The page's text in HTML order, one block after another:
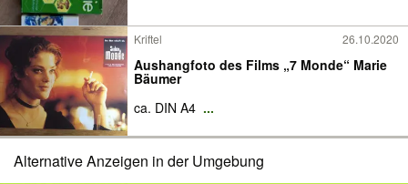
Kriftel 26.10.2020
Aushangfoto des Films „7 Monde“ Marie
Bäumer
ca. DIN A4 ...
Alternative Anzeigen in der Umgebung